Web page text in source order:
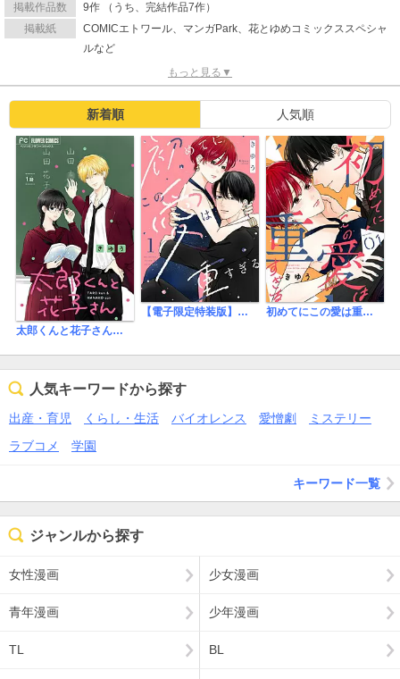
掲載作品数
9作 （うち、完結作品7作）
掲載紙
COMICエトワール、マンガPark、花とゆめコミックススペシャ
ルなど
もっと見る▼
新着順 人気順
太郎くんと花子さん【マイクロ】
【電子限定特装版】初めてにこの愛は重すぎる 初めてにこの愛は重すぎる
人気キーワードから探す
出産・育児 くらし・生活 バイオレンス 愛憎劇
ミステリー
ラブコメ
学園
キーワード一覧
ジャンルから探す
女性漫画 少女漫画
青年漫画 少年漫画
TL BL